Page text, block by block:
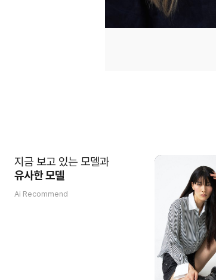
지금 보고 있는 모델과
유사한 모델
Ai Recommend